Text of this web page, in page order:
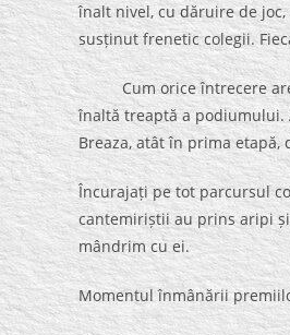
înalt nivel, cu dăruire de
susținut frenetic colegii.
Cum orice întrecere are
înaltă treaptă a podiumului.
Breaza, atât în prima etapă,
Încurajați pe tot parcursul
cantemiriștii au prins aripi
mândrim cu ei.
Momentul înmânării